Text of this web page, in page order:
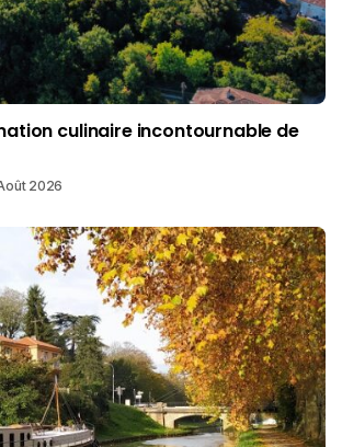
culinaire incontournable de
2026